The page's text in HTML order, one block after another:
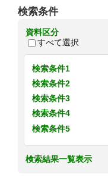
検索条件
資料区分
すべて選択
検索条件1
検索条件2
検索条件3
検索条件4
検索条件5
検索結果一覧表示